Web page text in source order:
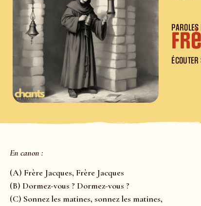
PAROLES
En canon :
(A) Frère Jacques, Frère Jacques
(B) Dormez-vous ? Dormez-vous ?
(C) Sonnez les matines, sonnez les matines,